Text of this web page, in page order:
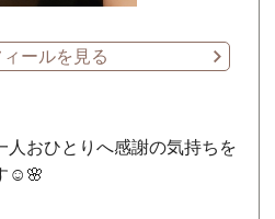
ールを見る
人おひとりへ感謝の気持ちを
☺️🌸